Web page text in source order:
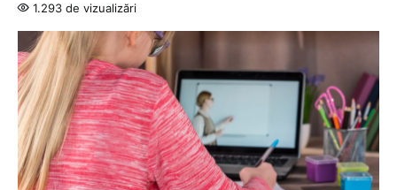
1.293 de vizualizări